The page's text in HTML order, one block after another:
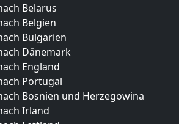
Belarus
Belgien
Bulgarien
Dänemark
England
Portugal
Bosnien und Herzegowina
Irland